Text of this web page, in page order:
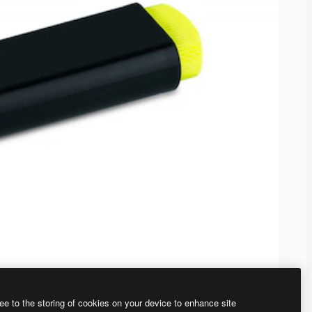
to the storing of cookies on your device to enhance site